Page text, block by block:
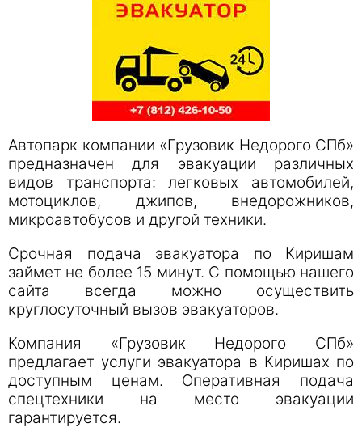
Автопарк компании «Грузовик Недорого СПб»
предназначен для эвакуации различных
видов транспорта: легковых автомобилей,
мотоциклов, джипов, внедорожников,
микроавтобусов и другой техники.
Срочная подача эвакуатора по Киришам
займет не более 15 минут. С помощью нашего
сайта всегда можно осуществить
круглосуточный вызов эвакуаторов.
Компания «Грузовик Недорого СПб»
предлагает услуги эвакуатора в Киришах по
доступным ценам. Оперативная подача
спецтехники на место эвакуации
гарантируется.